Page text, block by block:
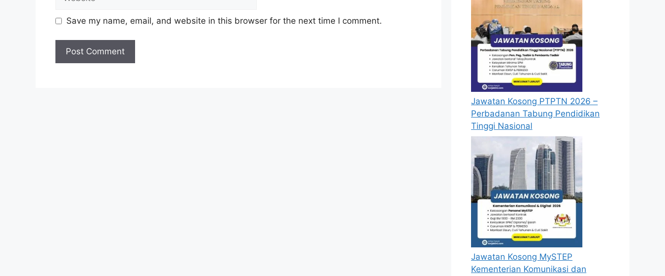
Pegawai Perkhidmatan Pendidikan Pengajian Tinggi (PPPT) Gred DH29
Untuk memohon lain-lain
Lihat Juga :Cara Mohon Pengeluaran i-Citra KWSP
Save my name, email, and website in this browser for the next time I comment.
Jawatan Kosong PTPTN 2026 –
Perbadanan Tabung Pendidikan
Tinggi Nasional
Jawatan Kosong MySTEP
Kementerian Komunikasi dan